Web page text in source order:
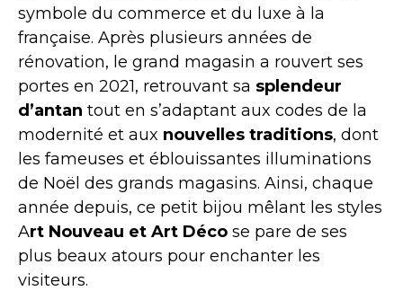
symbole du commerce et du luxe à la
française. Après plusieurs années de
rénovation, le grand magasin a rouvert ses
portes en 2021, retrouvant sa splendeur
d’antan tout en s’adaptant aux codes de la
modernité et aux nouvelles traditions, dont
les fameuses et éblouissantes illuminations
de Noël des grands magasins. Ainsi, chaque
année depuis, ce petit bijou mêlant les styles
Art Nouveau et Art Déco se pare de ses
plus beaux atours pour enchanter les
visiteurs.